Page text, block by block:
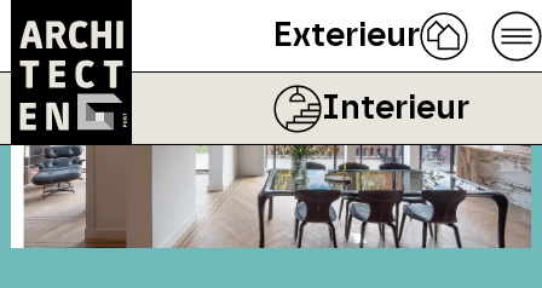
Exterieur
Interieur